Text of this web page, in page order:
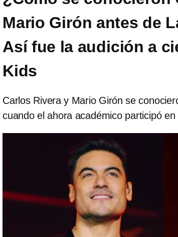
Mario Girón antes de
Así fue la audición a
Kids
Carlos Rivera y Mario Girón se
cuando el ahora académico participó en